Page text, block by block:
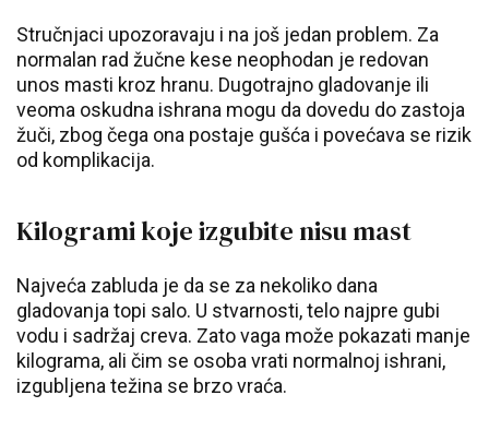
Stručnjaci upozoravaju i na još jedan problem. Za
normalan rad žučne kese neophodan je redovan
unos masti kroz hranu. Dugotrajno gladovanje ili
veoma oskudna ishrana mogu da dovedu do zastoja
žuči, zbog čega ona postaje gušća i povećava se rizik
od komplikacija.
Kilogrami koje izgubite nisu mast
Najveća zabluda je da se za nekoliko dana
gladovanja topi salo. U stvarnosti, telo najpre gubi
vodu i sadržaj creva. Zato vaga može pokazati manje
kilograma, ali čim se osoba vrati normalnoj ishrani,
izgubljena težina se brzo vraća.